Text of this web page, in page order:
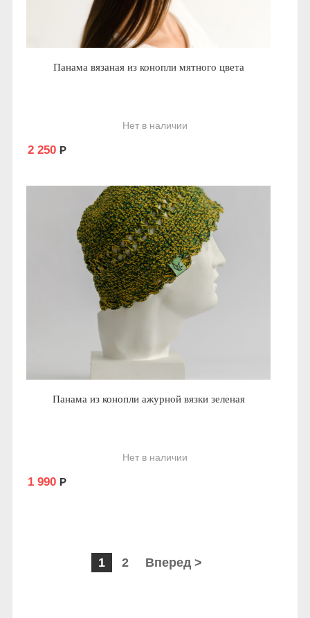
Панама вязаная из конопли мятного цвета
Нет в наличии
2 250 Р
Панама из конопли ажурной вязки зеленая
Нет в наличии
1 990 Р
1 2 Вперед >